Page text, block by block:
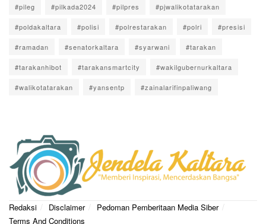
#pileg #pilkada2024 #pilpres #pjwalikotatarakan
#poldakaltara #polisi #polrestarakan #polri #presisi
#ramadan #senatorkaltara #syarwani #tarakan
#tarakanhibot #tarakansmartcity #wakilgubernurkaltara
#walikotatarakan #yansentp #zainalarifinpaliwang
Redaksi Disclaimer
Pedoman Pemberitaan Media Siber
Terms And Conditions